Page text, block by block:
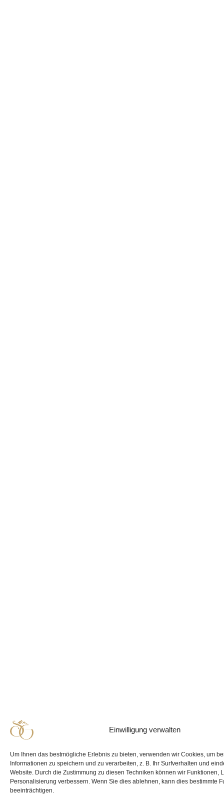
Einwilligung verwalten
Um Ihnen das bestmögliche Erlebnis zu bieten, verwenden wir Cookies, um
Informationen zu speichern und zu verarbeiten, z. B. Ihr Surfverhalten und
Website. Durch die Zustimmung zu diesen Techniken können wir Funktionen,
Personalisierung verbessern. Wenn Sie dies ablehnen, kann dies bestimmte
beeinträchtigen.